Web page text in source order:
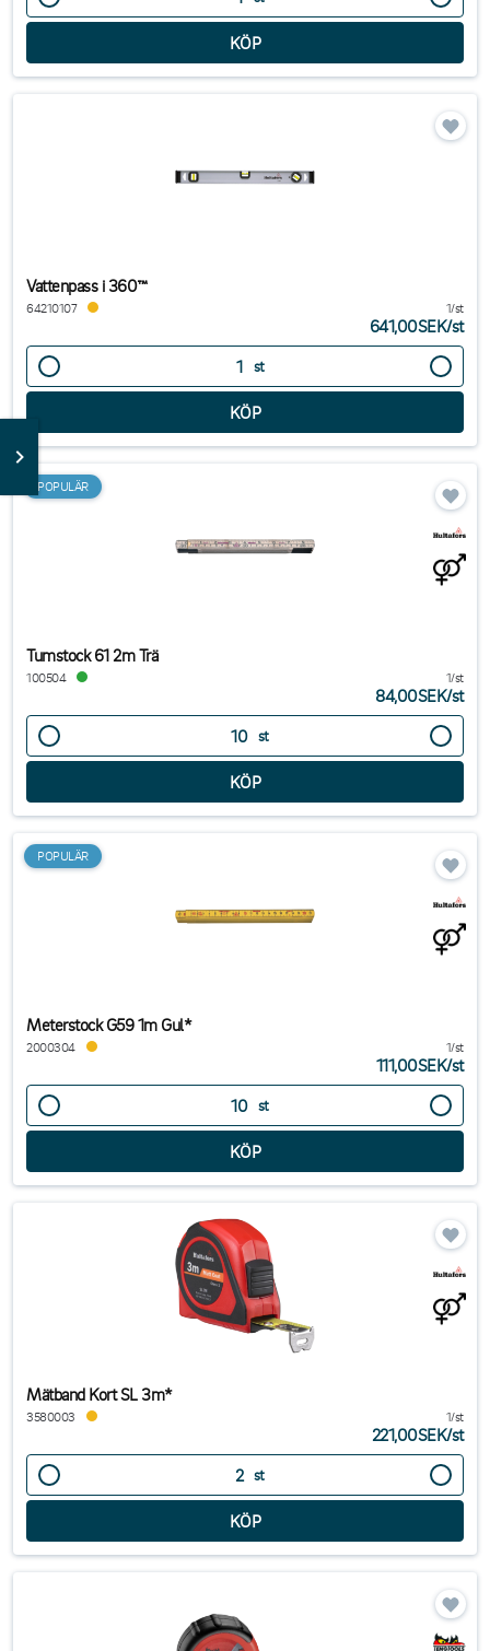
Vattenpass i 360™
64210107 1/st
641,00SEK/st
st
POPULÄR
Tumstock 61 2m Trä
100504 1/st
84,00SEK/st
st
POPULÄR
Meterstock G59 1m Gul*
2000304 1/st
111,00SEK/st
st
Mätband Kort SL 3m*
3580003 1/st
221,00SEK/st
st